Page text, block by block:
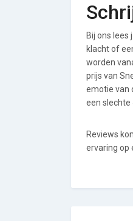
Bij ons
klacht of
worden
prijs van
emotie van
een slechte
Reviews
ervaring op